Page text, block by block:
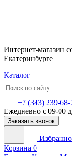
Интернет-магазин
Екатеринбурге
Каталог
+7 (343) 239-68-
Ежедневно с 09-00
Заказать звонок
Корзина 0